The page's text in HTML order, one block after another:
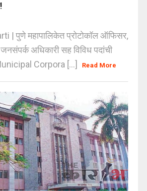
| पुणे महापालिकेत प्रोटोकॉल ऑफिसर,
अधिकारी सह विविध पदांची
Corpora [...]
Read More